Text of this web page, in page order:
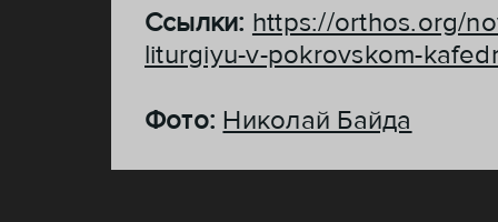
Ссылки: https://orthos.org/
liturgiyu-v-pokrovskom-
Фото: Николай Байда